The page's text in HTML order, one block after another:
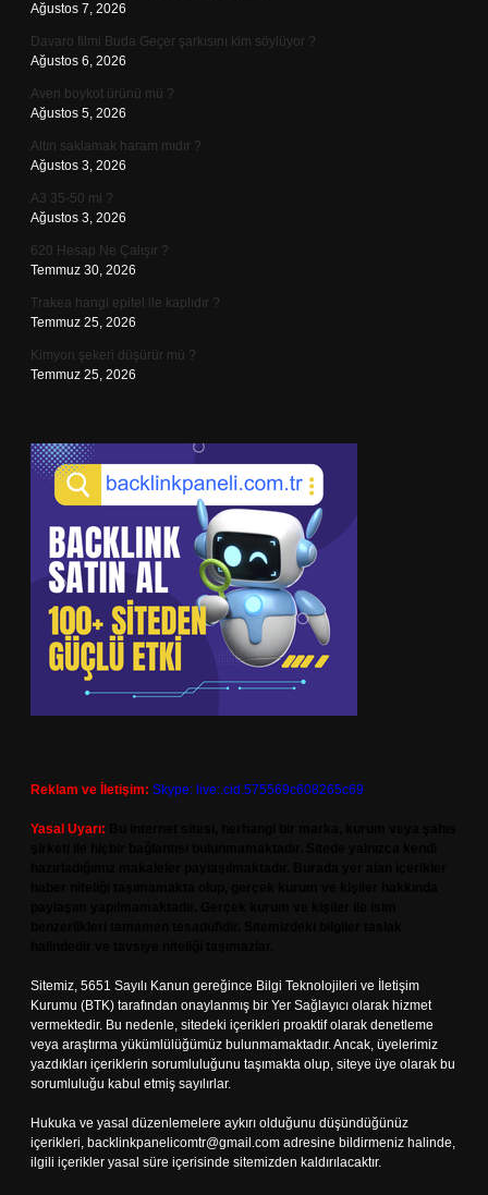
Ağustos 7, 2026
Davaro filmi Buda Geçer şarkısını kim söylüyor ?
Ağustos 6, 2026
Aven boykot ürünü mü ?
Ağustos 5, 2026
Altın saklamak haram mıdır ?
Ağustos 3, 2026
A3 35-50 mi ?
Ağustos 3, 2026
620 Hesap Ne Çalışır ?
Temmuz 30, 2026
Trakea hangi epitel ile kaplıdır ?
Temmuz 25, 2026
Kimyon şekeri düşürür mü ?
Temmuz 25, 2026
Reklam ve İletişim: Skype: live:.cid.575569c608265c69
Yasal Uyarı:
Sitemiz, 5651 Sayılı Kanun gereğince Bilgi Teknolojileri ve İletişim
Kurumu (BTK) tarafından onaylanmış bir Yer Sağlayıcı olarak hizmet
vermektedir. Bu nedenle, sitedeki içerikleri proaktif olarak denetleme
veya araştırma yükümlülüğümüz bulunmamaktadır. Ancak, üyelerimiz
yazdıkları içeriklerin sorumluluğunu taşımakta olup, siteye üye olarak bu
sorumluluğu kabul etmiş sayılırlar.
Hukuka ve yasal düzenlemelere aykırı olduğunu düşündüğünüz
içerikleri, backlinkpanelicomtr@gmail.com adresine bildirmeniz halinde,
ilgili içerikler yasal süre içerisinde sitemizden kaldırılacaktır.